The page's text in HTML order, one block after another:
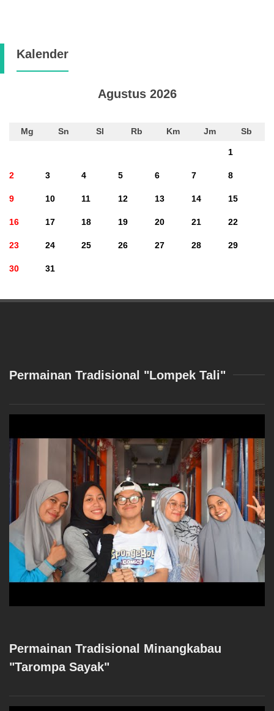
Kalender
Agustus 2026
Mg Sn Sl Rb Km Jm Sb
1
2 3 4 5 6 7 8
9 10 11 12 13 14 15
16 17 18 19 20 21 22
23 24 25 26 27 28 29
30 31
Permainan Tradisional "Lompek Tali"
Permainan Tradisional Minangkabau
"Tarompa Sayak"